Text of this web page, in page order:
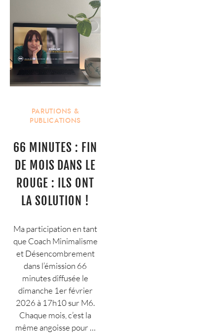
PARUTIONS &
PUBLICATIONS
66 MINUTES : FIN
DE MOIS DANS LE
ROUGE : ILS ONT
LA SOLUTION !
Ma participation en tant
que Coach Minimalisme
et Désencombrement
dans l’émission 66
minutes diffusée le
dimanche 1er février
2026 à 17h10 sur M6.
Chaque mois, c’est la
même angoisse pour …